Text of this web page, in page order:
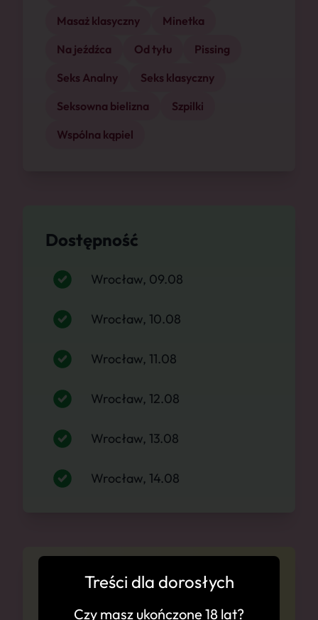
Masaż klasyczny
Minetka
Na jeźdźca
Od tyłu
Pissing
Seks Analny
Seks klasyczny
Seksowna bielizna
Szpilki
Wspólna kąpiel
Dostępność
Wrocław, 09.08
Wrocław, 10.08
Wrocław, 11.08
Wrocław, 12.08
Wrocław, 13.08
Wrocław, 14.08
CennikTreści dla dorosłych
Czy masz ukończone 18 lat?